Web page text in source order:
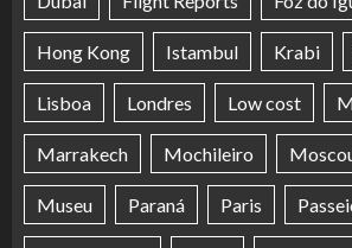
Hong Kong Istambul Krabi
Lisboa Londres Low cost
Marrakech Mochileiro
Museu Paraná Paris